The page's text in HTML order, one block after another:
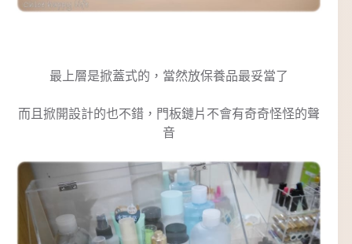
最上層是掀蓋式的，當然放保養品最妥當了
而且掀開設計的也不錯，門板鏈片不會有奇奇怪怪的聲
音